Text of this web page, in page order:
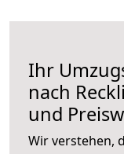
Ihr
nach
und
Wir verstehen,